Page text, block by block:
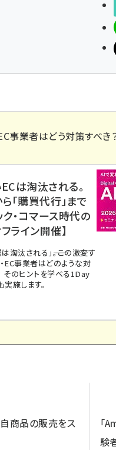
事業者はどう対策すべき
は淘汰される。
「購買代行」まで
・コマース時代の
ライン開催】
淘汰される」――。この激変す
EC事業者はどのような対
そのヒントを学べる1Day
施します。
商品の販売をス
「
験